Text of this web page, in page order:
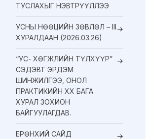
ТУСЛАХЫГ НЭВТРҮҮЛЛЭЭ
УСНЫ НӨӨЦИЙН ЗӨВЛӨЛ – III
ХУРАЛДААН (2026.03.26)
“УС- ХӨГЖЛИЙН ТҮЛХҮҮР”
СЭДЭВТ ЭРДЭМ
ШИНЖИЛГЭЭ, ОНОЛ
ПРАКТИКИЙН XX БАГА
ХУРАЛ ЗОХИОН
БАЙГУУЛАГДАВ.
ЕРӨНХИЙ САЙД